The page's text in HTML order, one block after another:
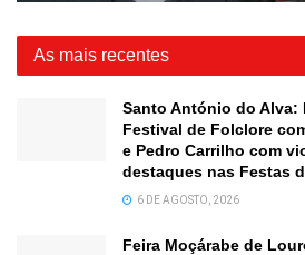
As mais recentes
Santo António do Alva:
Festival de Folclore
e Pedro Carrilho com
destaques nas Festas
6 DE AGOSTO, 2026
Feira Moçárabe de